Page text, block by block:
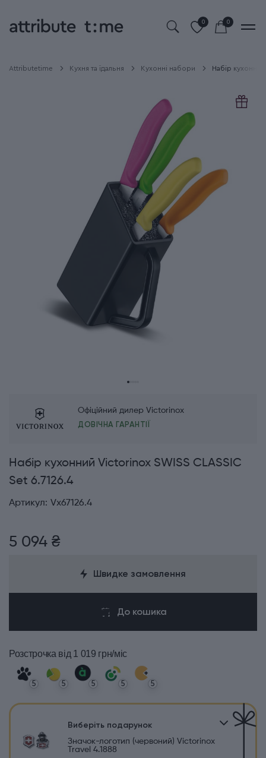
0 0
Attributetime Кухня та їдальня Кухонні набори Набір
Офіційний дилер Victorinox
ДОВІЧНА ГАРАНТІЇ
Набір кухонний Victorinox SWISS CLASSIC
Set 6.7126.4
Артикул: Vx67126.4
5 094 ₴
Швидке замовлення
До кошика
Розстрочка від 1 019 грн/міс
5 5 5 5 5
Виберіть подарунок
Значок-логотип (червоний) Victorinox
Travel 4.1888